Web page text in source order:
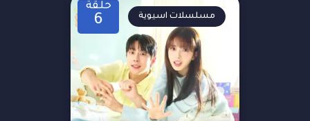
حلقة
6 مسلسلات اسيوية